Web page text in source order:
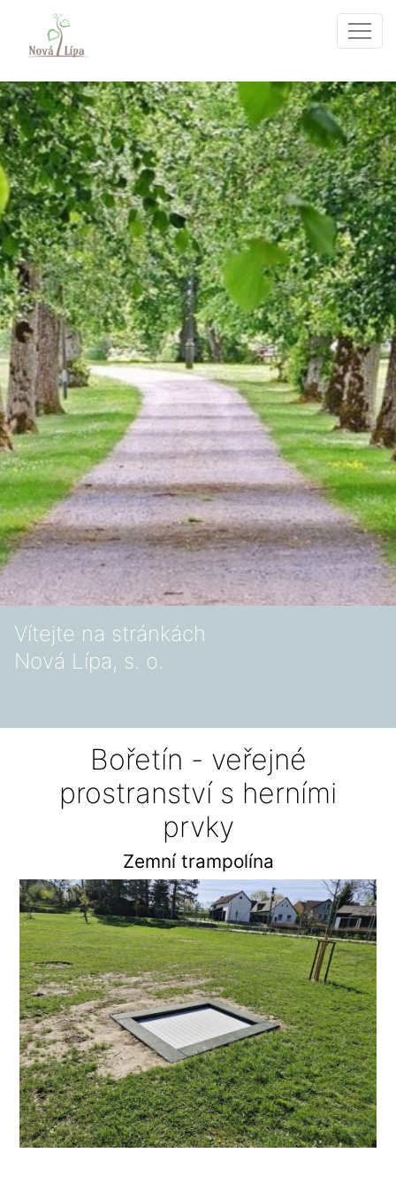
Vítejte na stránkách
Nová Lípa, s. o.
Bořetín - veřejné
prostranství s herními
prvky
Zemní trampolína